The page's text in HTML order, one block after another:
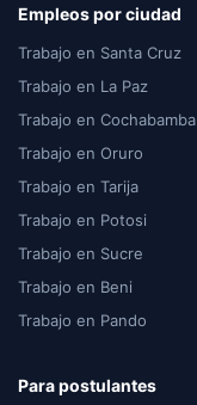
Empleos por ciudad
Trabajo en Santa Cruz
Trabajo en La Paz
Trabajo en Cochabamba
Trabajo en Oruro
Trabajo en Tarija
Trabajo en Potosi
Trabajo en Sucre
Trabajo en Beni
Trabajo en Pando
Para postulantes